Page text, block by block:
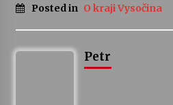
Posted in O kraji Vysočina
Petr